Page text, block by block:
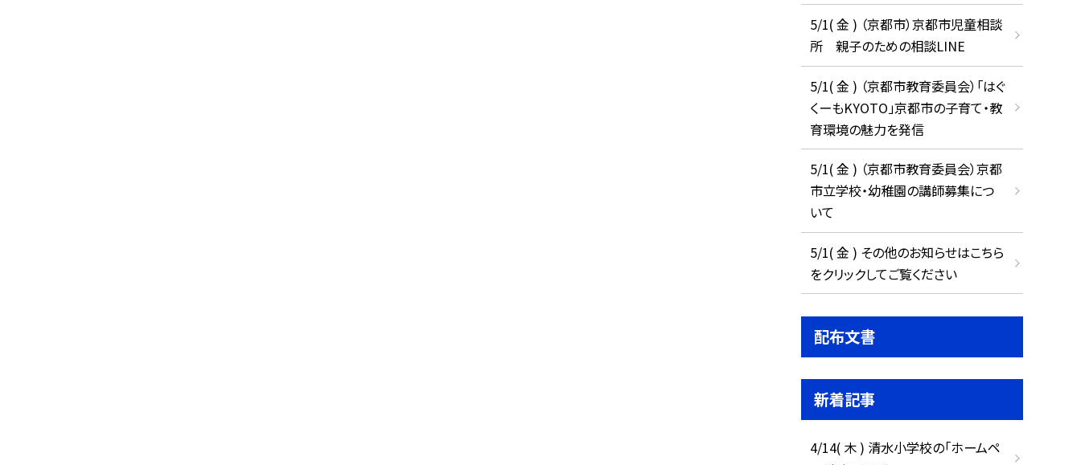
5/1( 金 ) （京都市）京都市児童相談
所 親子のための相談LINE
5/1( 金 ) （京都市教育委員会）「はぐ
くーもKYOTO」京都市の子育て・教
育環境の魅力を発信
5/1( 金 ) （京都市教育委員会）京都
市立学校・幼稚園の講師募集につ
いて
5/1( 金 ) その他のお知らせはこちら
をクリックしてご覧ください
配布文書
新着記事
4/14( 木 ) 清水小学校の「ホームペ